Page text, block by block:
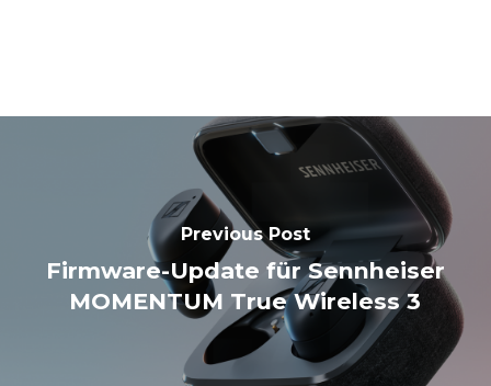
Previous Post
Firmware-Update für Sennheiser
MOMENTUM True Wireless 3